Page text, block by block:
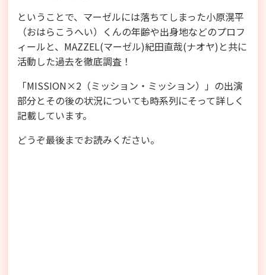
ということで、マーゼルには落ちてしまった小原滉平
（おはらこうへい）くんの年齢や出身地などのプロフ
ィールと、MAZZEL(マーゼル)紀田直哉(ナオヤ)と共に
活動した過去を徹底調査！
「MISSION×2（ミッション・ミッション）」の出演
部分とその後の状況についても時系列にそって詳しく
記載しています。
どうぞ最後までお読みください。